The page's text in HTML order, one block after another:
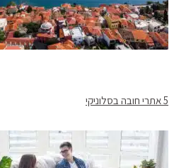
5 אתרי חובה בסלוניקי